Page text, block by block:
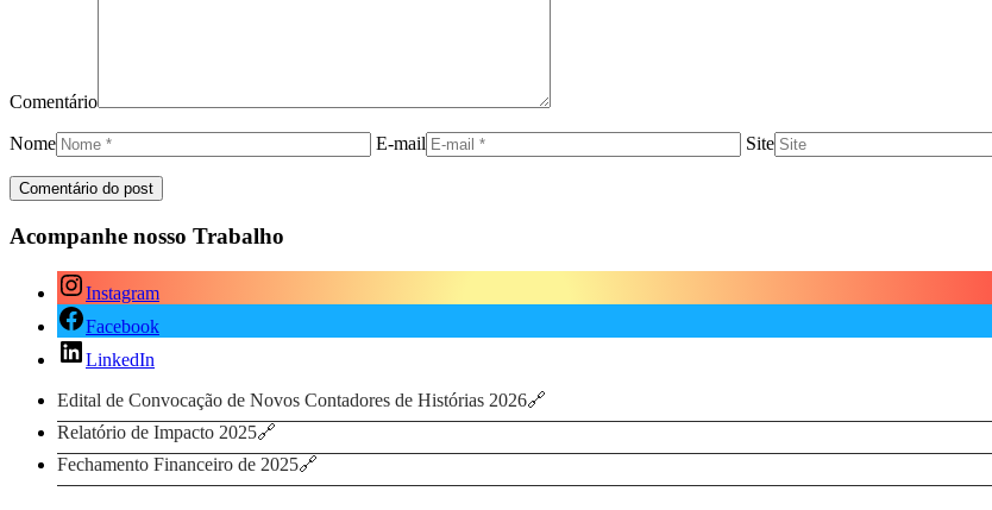
Comentário
Nome E-mail Site
Acompanhe nosso Trabalho
Instagram
Facebook
LinkedIn
Edital de Convocação de Novos Contadores de Histórias 2026
Relatório de Impacto 2025
Fechamento Financeiro de 2025